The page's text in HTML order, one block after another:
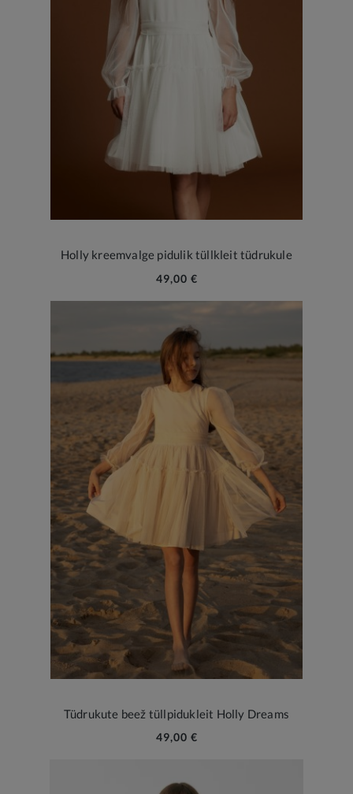
Holly kreemvalge pidulik tüllkleit tüdrukule
49,00 €
Tüdrukute beež tüllpidukleit Holly Dreams
49,00 €